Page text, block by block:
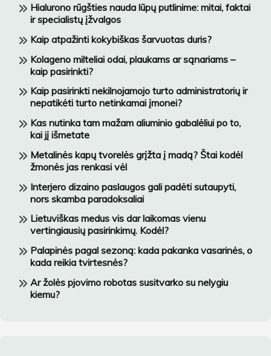
Hialurono rūgšties nauda lūpų putlinime: mitai, faktai
ir specialistų įžvalgos
Kaip atpažinti kokybiškas šarvuotas duris?
Kolageno milteliai odai, plaukams ar sąnariams –
kaip pasirinkti?
Kaip pasirinkti nekilnojamojo turto administratorių ir
nepatikėti turto netinkamai įmonei?
Kas nutinka tam mažam aliuminio gabalėliui po to,
kai jį išmetate
Metalinės kapų tvorelės grįžta į madą? Štai kodėl
žmonės jas renkasi vėl
Interjero dizaino paslaugos gali padėti sutaupyti,
nors skamba paradoksaliai
Lietuviškas medus vis dar laikomas vienu
vertingiausių pasirinkimų. Kodėl?
Palapinės pagal sezoną: kada pakanka vasarinės, o
kada reikia tvirtesnės?
Ar žolės pjovimo robotas susitvarko su nelygiu
kiemu?